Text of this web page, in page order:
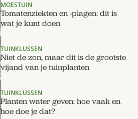
MOESTUIN
Tomatenziekten en -plagen: dit is
wat je kunt doen
TUINKLUSSEN
Niet de zon, maar dít is de grootste
vijand van je tuinplanten
TUINKLUSSEN
Planten water geven: hoe vaak en
hoe doe je dat?